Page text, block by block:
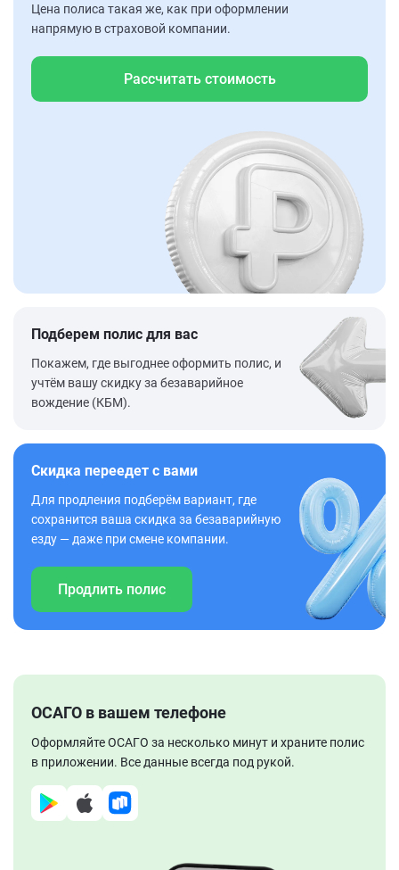
Цена полиса такая же, как при оформлении
напрямую в страховой компании.
Рассчитать стоимость
Подберем полис для вас
Покажем, где выгоднее оформить полис, и
учтём вашу скидку за безаварийное
вождение (КБМ).
Скидка переедет с вами
Для продления подберём вариант, где
сохранится ваша скидка за безаварийную
езду — даже при смене компании.
Продлить полис
ОСАГО в вашем телефоне
Оформляйте ОСАГО за несколько минут и храните полис
в приложении. Все данные всегда под рукой.